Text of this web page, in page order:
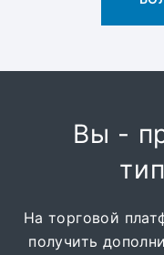
Вы -
На торговой
получить